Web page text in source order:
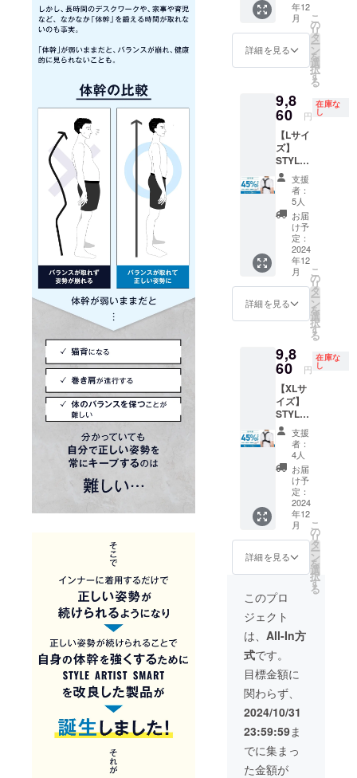
～93cm
F】 一
般販売
予定価
格
17,940
円（税
→【9,8
60円】
（税
込・送
料込）
[サ
イズ] M
サイ
ズ ア
ンダー
バス
ト：68
～73cm
年12
月
詳細を見る
こ
の
リ
タ
ー
ン
を
選
択
す
る
9,8
60 円
在庫な
し
【Lサイ
ズ】
STYLE
ARTIST
SMART
LIGHT×
3個セッ
ト【超
早割
45％OF
F】 一
般販売
予定価
格
17,940
円（税
→【9,8
60円】
（税
込・送
料込）
[サ
イズ] L
サイ
ズ ア
ンダー
バス
ト：74
～83cm
支援
者：
5人
お届
け予
定：
2024
年12
月
詳細を見る
こ
の
リ
タ
ー
ン
を
選
択
す
る
9,8
60 円
在庫な
し
【XLサ
イズ】
STYLE
ARTIST
SMART
LIGHT×
3個セッ
ト【超
早割
45％OF
F】 一
般販売
予定価
格
17,940
円（税
込）
→【9,8
60円】
（税
込・送
料込）
[サ
イズ]
XLサイ
ズ ア
ンダー
バス
ト：84
～93cm
支援
者：
4人
お届
け予
定：
2024
年12
月
詳細を見る
こ
の
リ
タ
ー
ン
を
選
択
す
る
このプロ
ジェクト
は、 All-In方
式です。
目標金額に
関わらず、
2024/10/31
23:59:59ま
でに集まっ
た金額が